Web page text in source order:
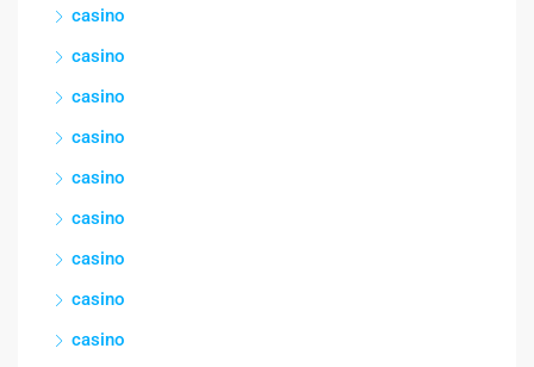
casino
casino
casino
casino
casino
casino
casino
casino
casino